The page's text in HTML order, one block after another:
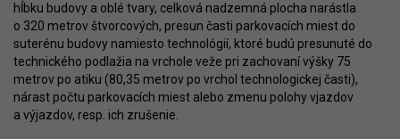
hĺbku budovy a oblé tvary, celková nadzemná plocha narástla
o 320 metrov štvorcových, presun časti parkovacích miest do
suterénu budovy namiesto technológií, ktoré budú presunuté do
technického podlažia na vrchole veže pri zachovaní výšky 75
metrov po atiku (80,35 metrov po vrchol technologickej časti),
nárast počtu parkovacích miest alebo zmenu polohy vjazdov
a výjazdov, resp. ich zrušenie.